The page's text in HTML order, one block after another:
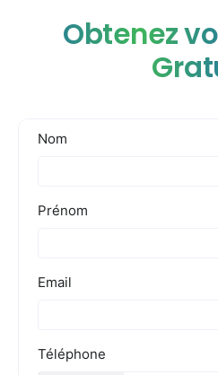
Obtenez